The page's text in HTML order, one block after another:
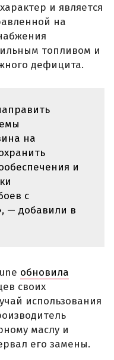
и является
на
топливом и
дефицита.
на
и
с
— добавили в
обновила
своих
использования
маслу и
его замены.